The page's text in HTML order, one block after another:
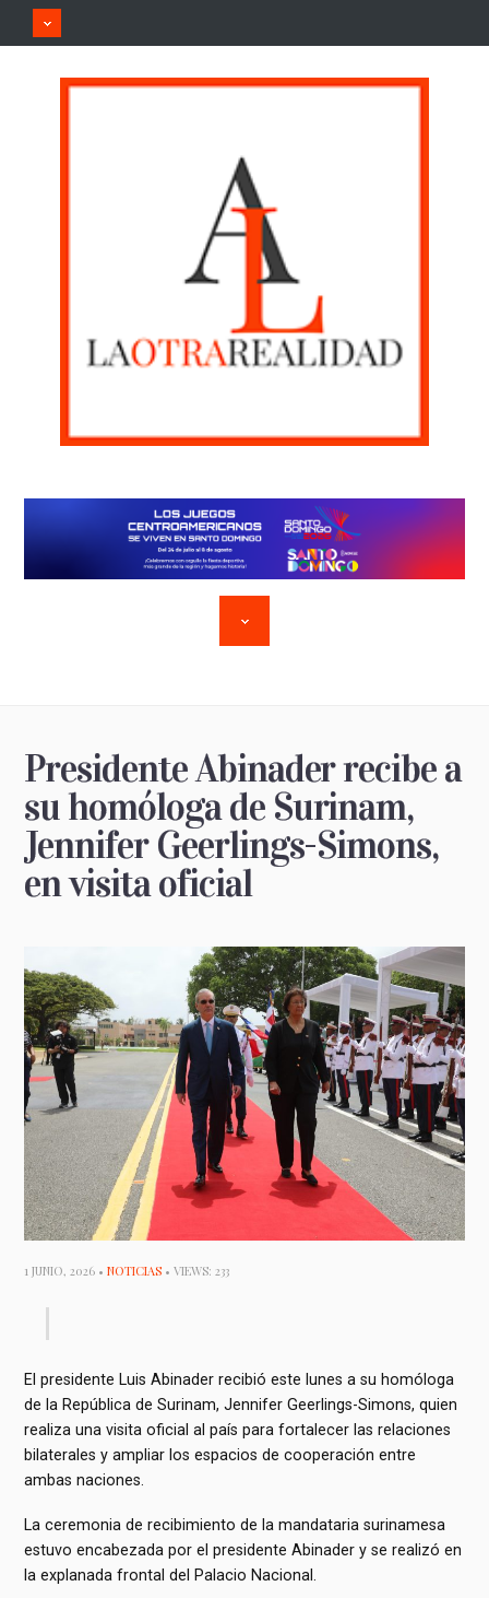
Presidente Abinader recibe a
su homóloga de Surinam,
Jennifer Geerlings-Simons,
en visita oficial
1 JUNIO, 2026 •NOTICIAS • VIEWS: 233
El presidente Luis Abinader recibió este lunes a su homóloga
de la República de Surinam, Jennifer Geerlings-Simons, quien
realiza una visita oficial al país para fortalecer las relaciones
bilaterales y ampliar los espacios de cooperación entre
ambas naciones.
La ceremonia de recibimiento de la mandataria surinamesa
estuvo encabezada por el presidente Abinader y se realizó en
la explanada frontal del Palacio Nacional.